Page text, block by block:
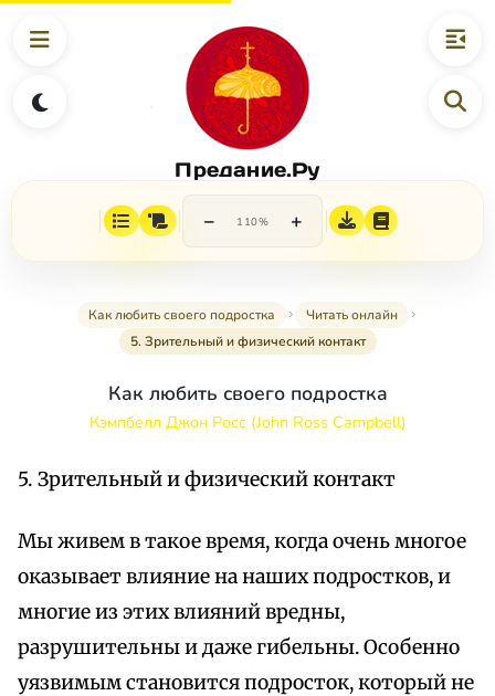
Предание.Ру
− 110% +
Как любить своего подростка
Читать онлайн
5. Зрительный и физический контакт
Как любить своего подростка
Кэмпбелл Джон Росс (John Ross Campbell)
5. Зрительный и физический контакт
Мы живем в такое время, когда очень многое
оказывает влияние на наших подростков, и
многие из этих влияний вредны,
разрушительны и даже гибельны. Особенно
уязвимым становится подросток, который не